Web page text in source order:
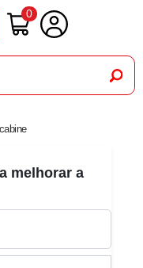
0
melhorar a